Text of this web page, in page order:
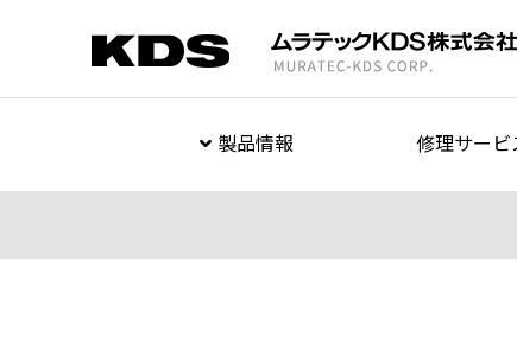
製品情報 修理サービ